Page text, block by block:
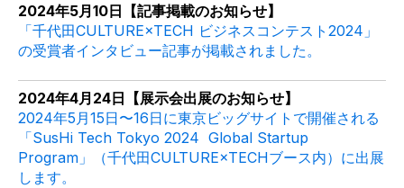
2024年5月10日【記事掲載のお知らせ】
「千代田CULTURE×TECH ビジネスコンテスト2024」
の受賞者インタビュー記事が掲載されました。
2024年4月24日【展示会出展のお知らせ】
2024年5月15日〜16日に東京ビッグサイトで開催される
「SusHi Tech Tokyo 2024 Global Startup
Program」（千代田CULTURE×TECHブース内）に出展
します。